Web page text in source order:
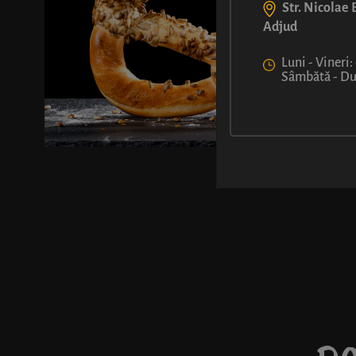
Str. Nicolae
Adjud
Luni - Vineri:
Sâmbătă -